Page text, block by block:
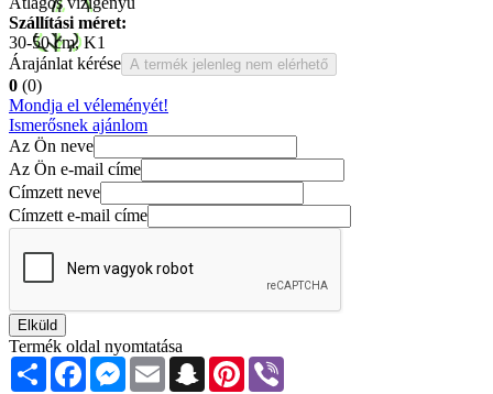
Szállítási méret:
30-50 cm, K1
Árajánlat kérése A termék jelenleg nem elérhető
0 (0)
Mondja el véleményét!
Ismerősnek ajánlom
Az Ön neve
Az Ön e-mail címe
Címzett neve
Címzett e-mail címe
Elküld
Termék oldal nyomtatása
Share FacebookMessenger
Email SnapchatPinterest